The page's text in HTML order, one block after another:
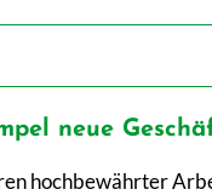
neue
hochbewährter